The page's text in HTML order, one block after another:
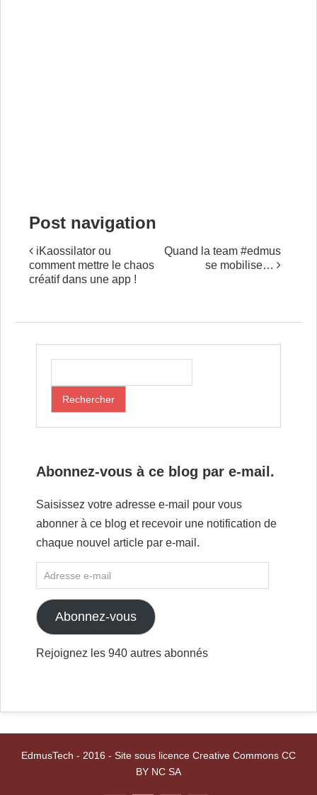
Post navigation
iKaossilator ou
comment mettre le chaos
créatif dans une app !
Quand la team #edmus
se mobilise…
Abonnez-vous à ce blog par e-mail.
Saisissez votre adresse e-mail pour vous
abonner à ce blog et recevoir une notification de
chaque nouvel article par e-mail.
Abonnez-vous
Rejoignez les 940 autres abonnés
EdmusTech - 2016 - Site sous licence Creative Commons CC
BY NC SA